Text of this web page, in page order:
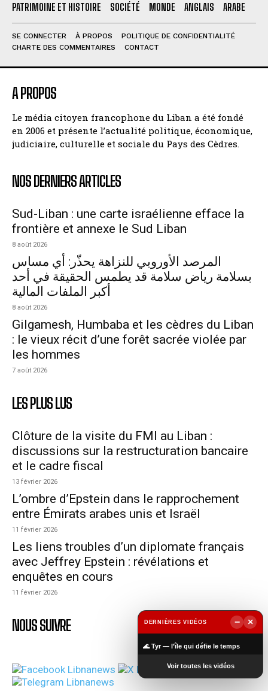
PATRIMOINE ET HISTOIRE
SOCIÉTÉ MONDE ANGLAIS ARABE
SE CONNECTER À PROPOS
POLITIQUE DE CONFIDENTIALITÉ
CHARTE DES COMMENTAIRES
CONTACT
A PROPOS
Le média citoyen francophone du Liban a été fondé
en 2006 et présente l’actualité politique, économique,
judiciaire, culturelle et sociale du Pays des Cèdres.
NOS DERNIERS ARTICLES
Sud-Liban : une carte israélienne efface la
frontière et annexe le Sud Liban
8 août 2026
المرصد الأوروبي للنزاهة يحذّر: أي مساس
بسلامة رياض سلامة قد يطمس الحقيقة في أحد
أكبر الملفات المالية
8 août 2026
Gilgamesh, Humbaba et les cèdres du Liban
: le vieux récit d’une forêt sacrée violée par
les hommes
7 août 2026
LES PLUS LUS
Clôture de la visite du FMI au Liban :
discussions sur la restructuration bancaire
et le cadre fiscal
13 février 2026
L’ombre d’Epstein dans le rapprochement
entre Émirats arabes unis et Israël
11 février 2026
Les liens troubles d’un diplomate français
avec Jeffrey Epstein : révélations et
enquêtes en cours
11 février 2026
NOUS SUIVRE DERNIÈRES VIDÉOS −
×
🌊 Tyr — l’île qui défie le temps
Voir toutes les vidéos